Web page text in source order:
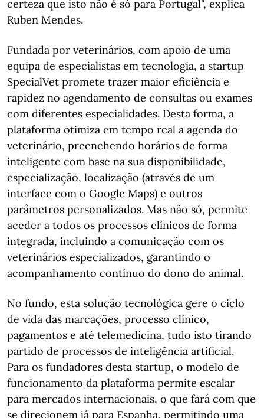
certeza que isto não é só para Portugal", explica
Ruben Mendes.
Fundada por veterinários, com apoio de uma
equipa de especialistas em tecnologia, a startup
SpecialVet promete trazer maior eficiência e
rapidez no agendamento de consultas ou exames
com diferentes especialidades. Desta forma, a
plataforma otimiza em tempo real a agenda do
veterinário, preenchendo horários de forma
inteligente com base na sua disponibilidade,
especialização, localização (através de um
interface com o Google Maps) e outros
parâmetros personalizados. Mas não só, permite
aceder a todos os processos clínicos de forma
integrada, incluindo a comunicação com os
veterinários especializados, garantindo o
acompanhamento contínuo do dono do animal.
No fundo, esta solução tecnológica gere o ciclo
de vida das marcações, processo clínico,
pagamentos e até telemedicina, tudo isto tirando
partido de processos de inteligência artificial.
Para os fundadores desta startup, o modelo de
funcionamento da plataforma permite escalar
para mercados internacionais, o que fará com que
se direcionem já para Espanha, permitindo uma